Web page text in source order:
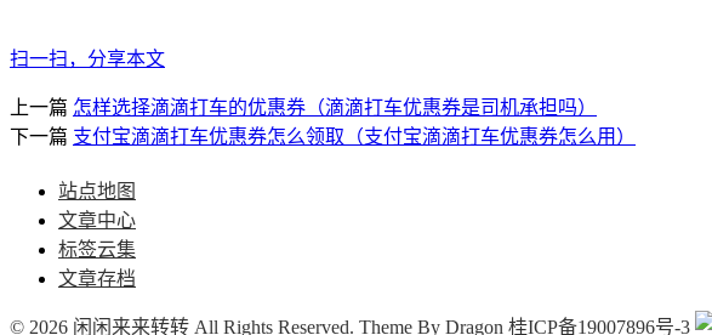
扫一扫，分享本文
上一篇 怎样选择滴滴打车的优惠券（滴滴打车优惠券是司机承担吗）
下一篇 支付宝滴滴打车优惠券怎么领取（支付宝滴滴打车优惠券怎么用）
站点地图
文章中心
标签云集
文章存档
© 2026 闲闲来来转转 All Rights Reserved. Theme By Dragon 桂ICP备19007896号-3